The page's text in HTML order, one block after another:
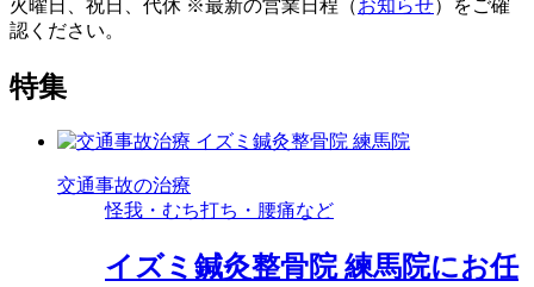
火曜日、祝日、代休 ※最新の営業日程（お知らせ）をご確
認ください。
特集
交通事故の治療
怪我・むち打ち・腰痛など
イズミ鍼灸整骨院 練馬院にお任